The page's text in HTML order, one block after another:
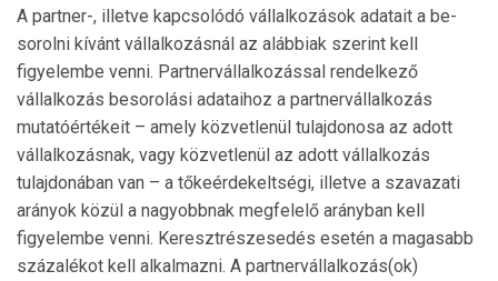
A partner-, illetve kapcsolódó vállalkozások adatait a be­
sorolni kívánt vállalkozásnál az alábbiak szerint kell
figyelembe venni. Partnervállalkozással rendelkező
vállalkozás besorolási adataihoz a partnervállalkozás
mutatóértékeit – amely közvetlenül tulajdonosa az adott
vállalkozás­nak, vagy közvetlenül az adott vállalkozás
tulajdoná­ban van – a tőkeérdekeltségi, illetve a szavazati
arányok közül a nagyobbnak megfelelő arányban kell
figyelembe venni. Keresztrészesedés esetén a maga­sabb
százalékot kell alkalmazni. A partnervál­lal­kozás(ok)